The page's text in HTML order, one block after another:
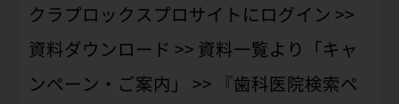
クラプロックスプロサイトにログイン >>
資料ダウンロード >> 資料一覧より「キャ
ンペーン・ご案内」 >> 『歯科医院検索ペ